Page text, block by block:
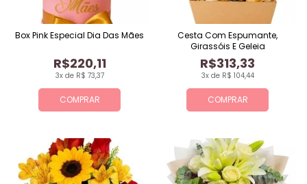
COMPRAR
3x de R$ 73,37
R$220,11
Box Pink Especial Dia Das Mães
COMPRAR
3x de R$ 104,44
R$313,33
Cesta Com Espumante,
Girassóis E Geleia